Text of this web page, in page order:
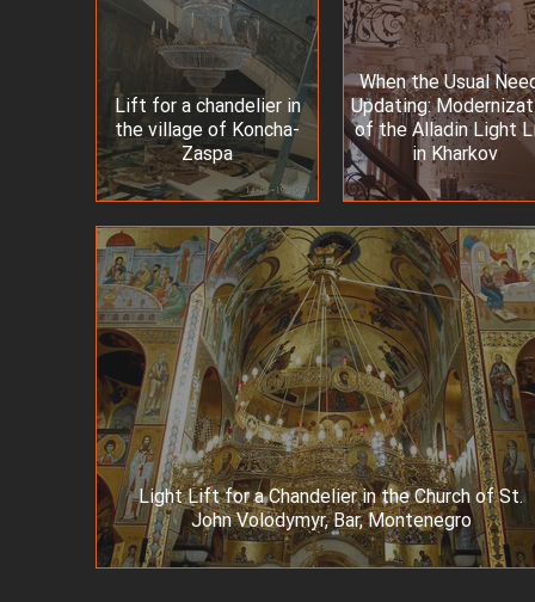
Lift for a chandelier in
Koncha-Zaspa vill.
When the Usual
Updating:
of the Alladin Light
in Kharkov
Light Lift for a Chandelier in the Church of St.
John Volodymyr, Bar, Montenegro
Lift for a chandelier in
the village of Koncha-
Zaspa
When the Usual
Updating:
of the Alladin Light
in Kharkov
Light Lift for a Chandelier in the Church of St.
John Volodymyr, Bar, Montenegro